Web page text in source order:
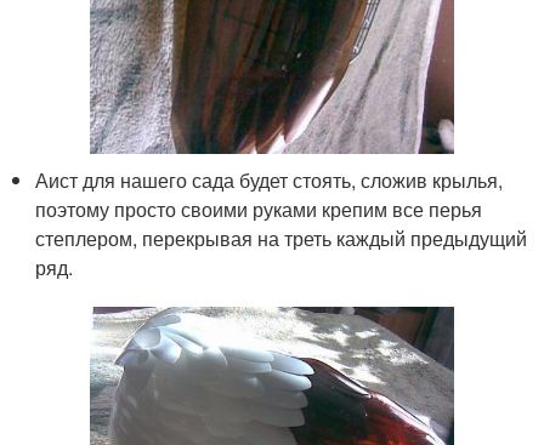
Аист для нашего сада будет стоять, сложив крылья,
поэтому просто своими руками крепим все перья
степлером, перекрывая на треть каждый предыдущий
ряд.